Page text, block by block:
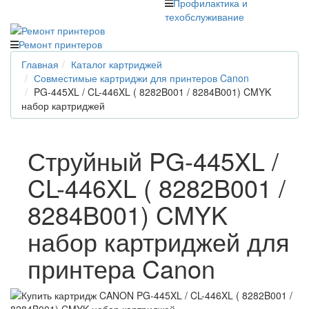
техобслуживание
Ремонт принтеров
Главная
Каталог картриджей
Совместимые картриджи для принтеров Canon
PG-445XL / CL-446XL ( 8282B001 / 8284B001) CMYK
набор картриджей
Струйный PG-445XL /
CL-446XL ( 8282B001 /
8284B001) CMYK
набор картриджей для
принтера Canon